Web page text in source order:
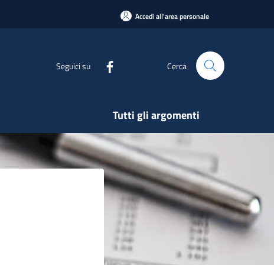
Accedi all'area personale
Seguici su Cerca
Tutti gli argomenti